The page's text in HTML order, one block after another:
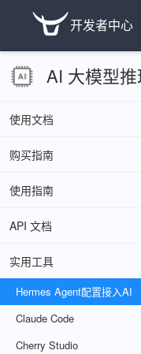
开发者中心
AI 大模型
使用文档
购买指南
使用指南
API 文档
实用工具
Hermes Agent配置接入AI
Claude Code
Cherry Studio